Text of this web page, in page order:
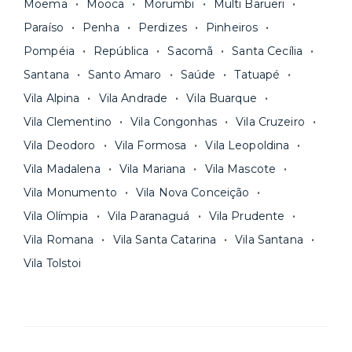
Moema
Mooca Morumbi
Multi Barueri
Paraíso
Penha Perdizes
Pinheiros
Pompéia
República Sacomã
Santa Cecília
Santana
Santo Amaro Saúde
Tatuapé
Vila Alpina
Vila Andrade
Vila Buarque
Vila Clementino
Vila Congonhas
Vila Cruzeiro
Vila Deodoro
Vila Formosa
Vila Leopoldina
Vila Madalena
Vila Mariana
Vila Mascote
Vila Monumento
Vila Nova Conceição
Vila Olímpia
Vila Paranaguá
Vila Prudente
Vila Romana
Vila Santa Catarina
Vila Santana
Vila Tolstoi